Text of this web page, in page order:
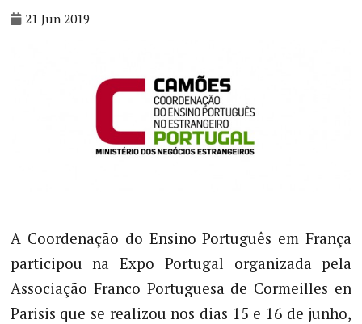
21 Jun 2019
A Coordenação do Ensino Português em França
participou na Expo Portugal organizada pela
Associação Franco Portuguesa de Cormeilles en
Parisis que se realizou nos dias 15 e 16 de junho,